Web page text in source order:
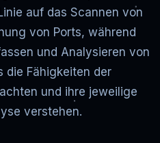
auf das Scannen von
von Ports, während
und Analysieren von
die Fähigkeiten der
und ihre jeweilige
verstehen.